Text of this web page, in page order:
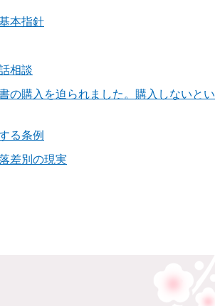
本指針
相談
の購入を迫られました。購入しないとい
る条例
差別の現実